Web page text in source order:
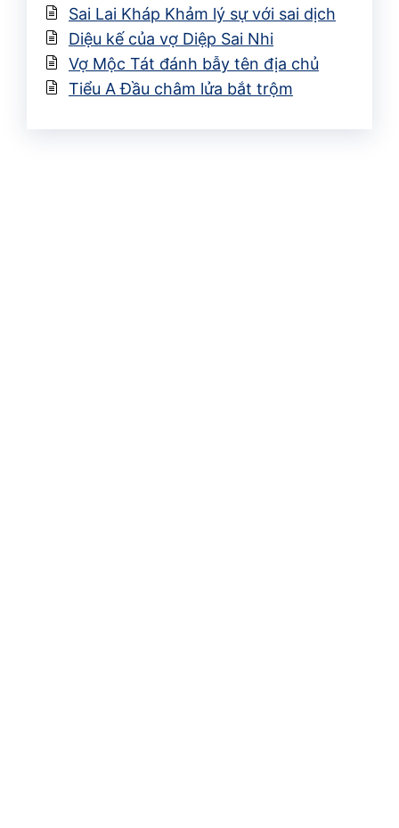
Sai Lai Kháp Khảm lý sự với sai dịch
Diệu kế của vợ Diệp Sai Nhi
Vợ Mộc Tát đánh bẫy tên địa chủ
Tiểu A Đầu châm lửa bắt trộm